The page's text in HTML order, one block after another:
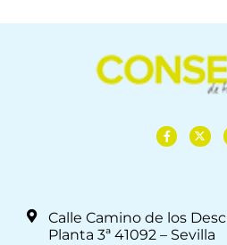
Calle Camino de los
Planta 3ª 41092 – Sevilla